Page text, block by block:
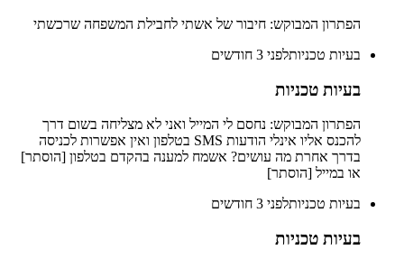
הפתרון המבוקש: חיבור של אשתי לחבילת המשפחה שרכשתי
בעיות טכניותלפני 3 חודשים
בעיות טכניות
הפתרון המבוקש: נחסם לי המייל ואני לא מצליחה בשום דרך
להכנס אליו אינלי הודעות SMS בטלפון ואין אפשרות לכניסה
בדרך אחרת מה עושים? אשמח למענה בהקדם בטלפון [הוסתר]
או במייל [הוסתר]
בעיות טכניותלפני 3 חודשים
בעיות טכניות